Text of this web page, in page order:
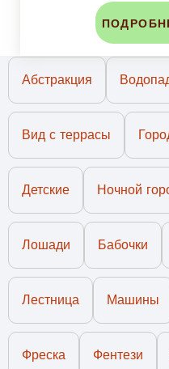
Абстракция
Вид с террасы
Детские Ночной
Лошади Бабочки
Лестница Машины
Фреска Фентези